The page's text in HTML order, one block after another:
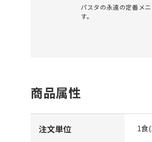
パスタの永遠の定番メ
す。
商品属性
注文単位 1食